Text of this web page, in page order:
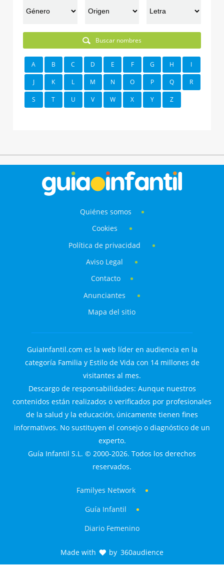
Buscar nombres
A B C D E F G H I
J K L M N O P Q R
S T U V W X Y Z
Quiénes somos
Cookies
Política de privacidad
Aviso Legal
Contacto
Anunciantes
Mapa del sitio
GuiaInfantil.com es la web líder en audiencia en la
categoría Familia y Estilo de Vida con 14 millones de
visitantes al mes.
Descargo de responsabilidades: Aunque nuestros
contenidos están realizados o verificados por profesionales
de la salud y la educación, únicamente tienen fines
informativos. No sustituyen el consejo o diagnóstico de un
experto.
Guía Infantil S.L. © 2000-2026. Todos los derechos
reservados.
Familyes Network
Guía Infantil
Diario Femenino
Made with by 360audience